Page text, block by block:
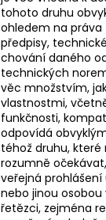
tohoto druhu
ohledem na
předpisy,
chování daného
technických
věc množstvím,
vlastnostmi,
funkčnosti,
odpovídá
téhož druhu,
rozumně
veřejná
nebo jinou
řetězci, zejména